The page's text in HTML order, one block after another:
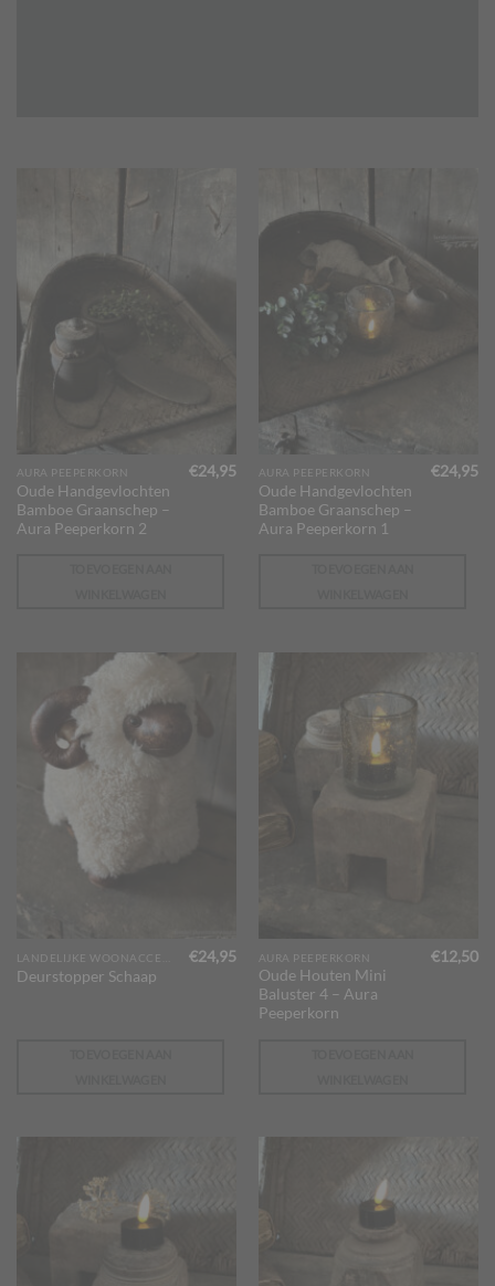
AURA PEEPERKORN
Oude Handgevlochten
Bamboe Graanschep –
Aura Peeperkorn 2
€24,95 AURA PEEPERKORN
Oude Handgevlochten
Bamboe Graanschep –
Aura Peeperkorn 1
€24,95
Deurstopper Schaap
€24,95 AURA PEEPERKORN
Oude Houten Mini
Baluster 4 – Aura
Peeperkorn
€12,50